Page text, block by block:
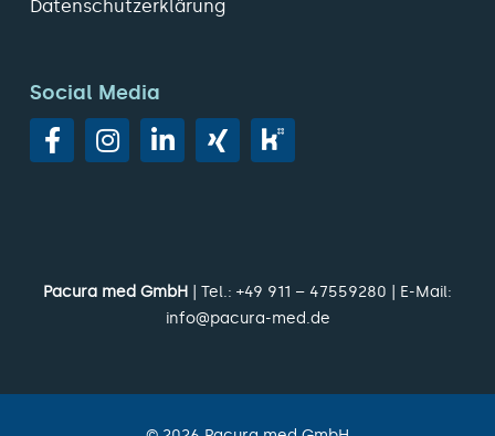
Datenschutzerklärung
Social Media
Pacura med GmbH | Tel.: +49 911 – 47559280 | E-Mail:
info@pacura-med.de